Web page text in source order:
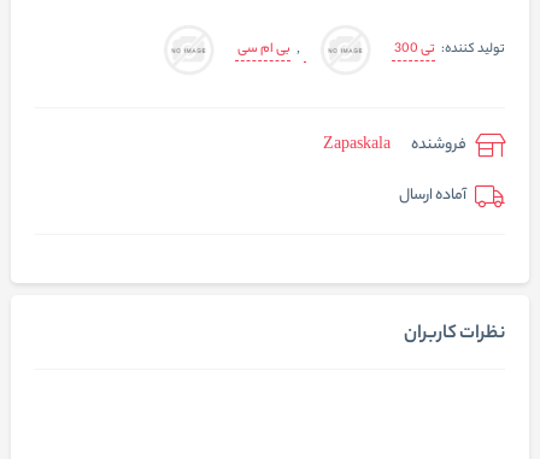
تولید کننده: تی 300 , بی ام سی
فروشنده
Zapaskala
آماده ارسال
نظرات کاربران